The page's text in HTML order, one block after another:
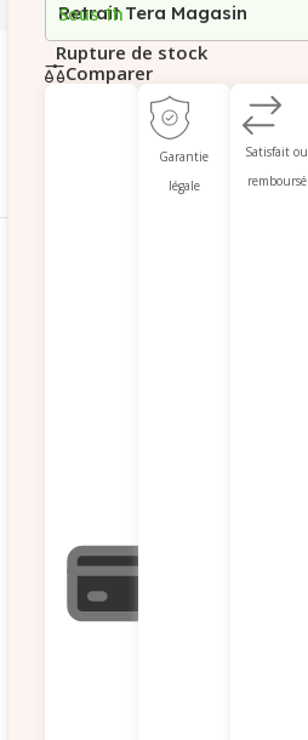
Retrait Tera Magasin
Sous 1h
Rupture de stock
Comparer
Garantie
légale
Satisfait ou
remboursé